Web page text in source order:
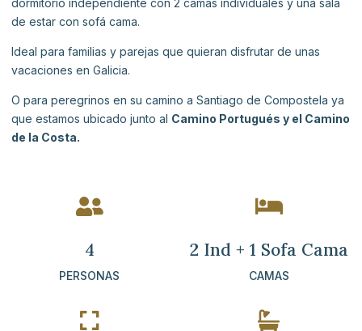
dormitorio independiente con 2 camas individuales y una sala
de estar con sofá cama.
Ideal para familias y parejas que quieran disfrutar de unas
vacaciones en Galicia.
O para peregrinos en su camino a Santiago de Compostela ya
que estamos ubicado junto al Camino Portugués y el Camino
de la Costa.

4
PERSONAS


2 Ind + 1 Sofa Cama
CAMAS
